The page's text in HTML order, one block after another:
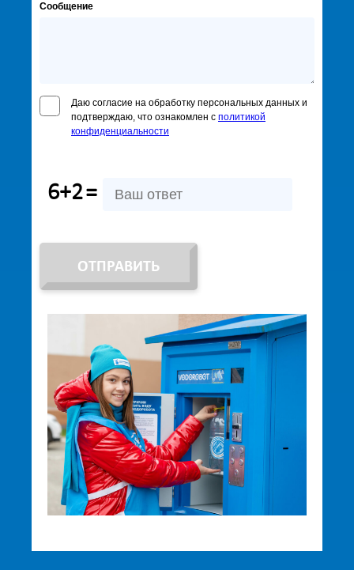
Сообщение
Даю согласие на обработку персональных данных и
подтверждаю, что ознакомлен с политикой
конфиденциальности
6+2=
ОТПРАВИТЬ